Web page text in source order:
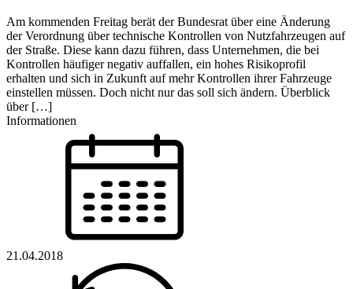
Am kommenden Freitag berät der Bundesrat über eine Änderung
der Verordnung über technische Kontrollen von Nutzfahrzeugen auf
der Straße. Diese kann dazu führen, dass Unternehmen, die bei
Kontrollen häufiger negativ auffallen, ein hohes Risikoprofil
erhalten und sich in Zukunft auf mehr Kontrollen ihrer Fahrzeuge
einstellen müssen. Doch nicht nur das soll sich ändern. Überblick
über […]
Informationen
21.04.2018